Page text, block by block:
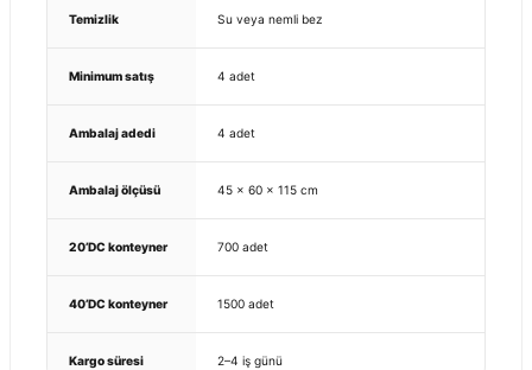
Temizlik Su veya nemli bez
Minimum satış 4 adet
Ambalaj adedi 4 adet
Ambalaj ölçüsü 45 × 60 × 115 cm
20’DC konteyner 700 adet
40’DC konteyner 1500 adet
Kargo süresi 2–4 iş günü